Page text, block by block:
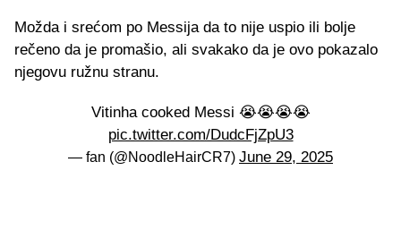
Možda i srećom po Messija da to nije uspio ili bolje
rečeno da je promašio, ali svakako da je ovo pokazalo
njegovu ružnu stranu.
Vitinha cooked Messi 😭😭😭😭
pic.twitter.com/DudcFjZpU3
— fan (@NoodleHairCR7) June 29, 2025